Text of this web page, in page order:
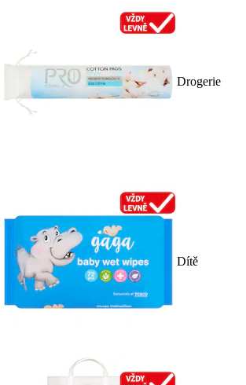
Drogerie
Dítě